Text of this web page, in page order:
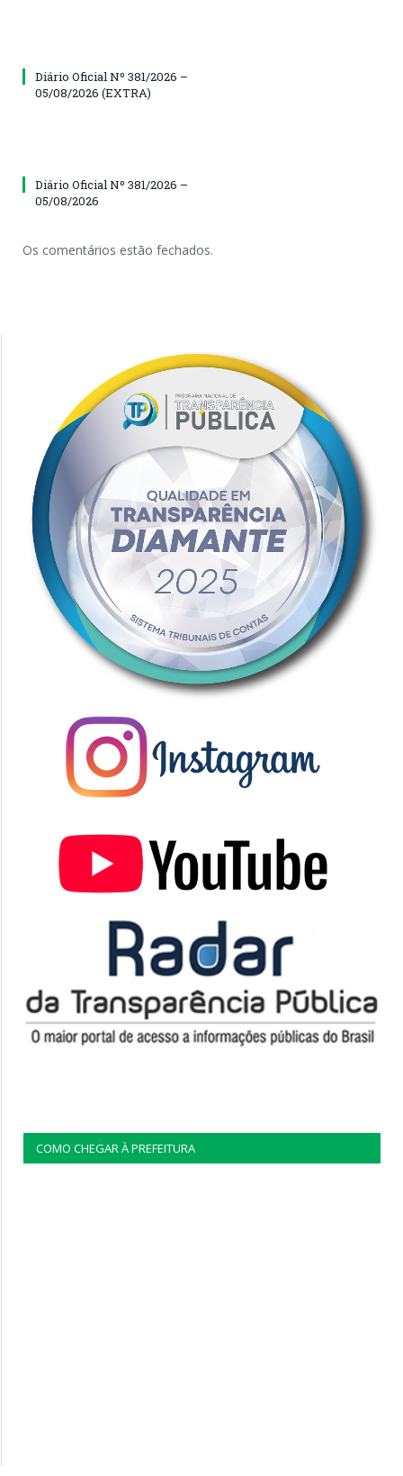
Diário Oficial Nº 381/2026 –
05/08/2026 (EXTRA)
Diário Oficial Nº 381/2026 –
05/08/2026
Os comentários estão fechados.
COMO CHEGAR À PREFEITURA